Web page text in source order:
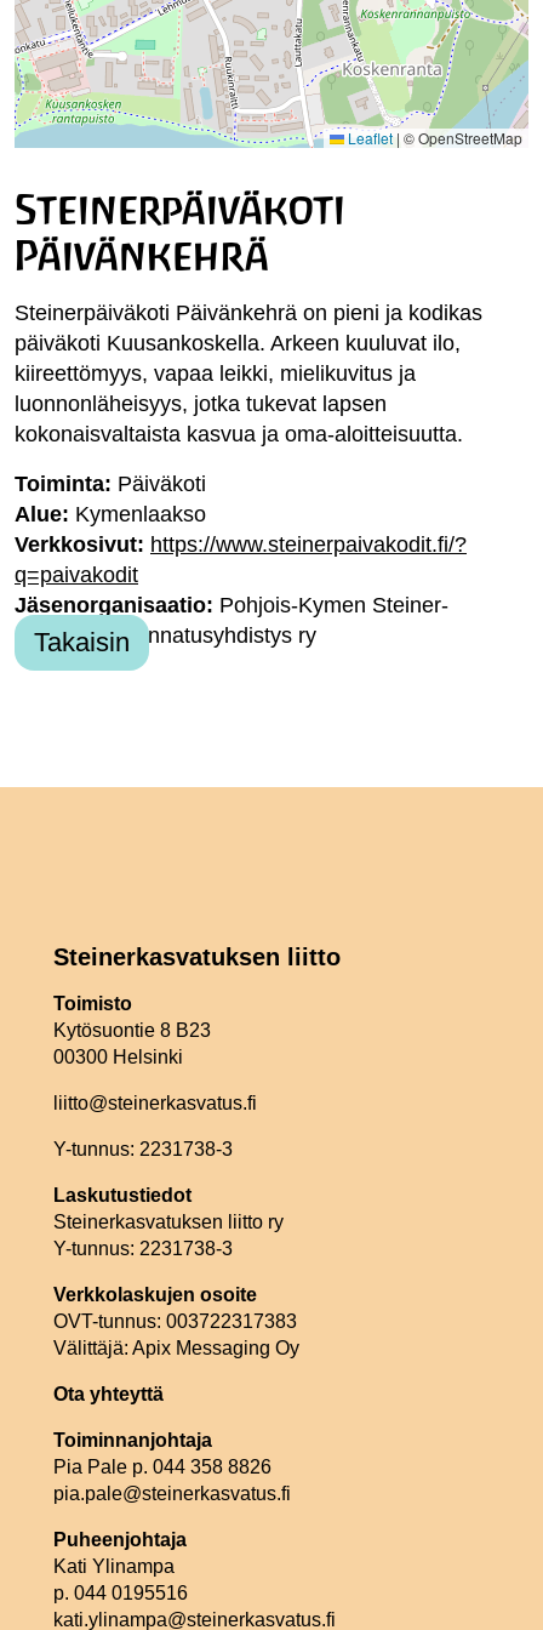
Leaflet | © OpenStreetMap
Steinerpäiväkoti
Päivänkehrä
Steinerpäiväkoti Päivänkehrä on pieni ja kodikas
päiväkoti Kuusankoskella. Arkeen kuuluvat ilo,
kiireettömyys, vapaa leikki, mielikuvitus ja
luonnonläheisyys, jotka tukevat lapsen
kokonaisvaltaista kasvua ja oma-aloitteisuutta.
Toiminta: Päiväkoti
Alue: Kymenlaakso
Verkkosivut: https://www.steinerpaivakodit.fi/?
q=paivakodit
Jäsenorganisaatio: Pohjois-Kymen Steiner-
päiväkodin kannatusyhdistys ry
Takaisin
Steinerkasvatuksen liitto
Toimisto
Kytösuontie 8 B23
00300 Helsinki
liitto@steinerkasvatus.fi
Y-tunnus: 2231738-3
Laskutustiedot
Steinerkasvatuksen liitto ry
Y-tunnus: 2231738-3
Verkkolaskujen osoite
OVT-tunnus: 003722317383
Välittäjä: Apix Messaging Oy
Ota yhteyttä
Toiminnanjohtaja
Pia Pale p. 044 358 8826
pia.pale@steinerkasvatus.fi
Puheenjohtaja
Kati Ylinampa
p. 044 0195516
kati.ylinampa@steinerkasvatus.fi